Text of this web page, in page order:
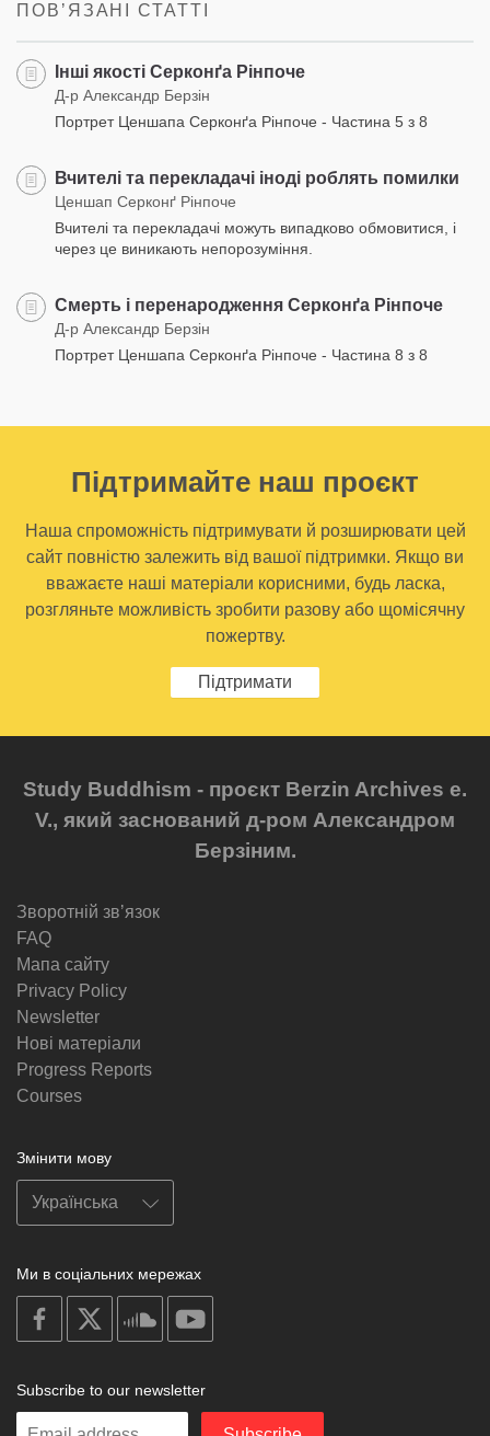
ПОВʼЯЗАНІ СТАТТІ
Інші якості Серконґа Рінпоче
Д-р Александр Берзін
Портрет Ценшапа Серконґа Рінпоче - Частина 5 з 8
Вчителі та перекладачі іноді роблять помилки
Ценшап Серконґ Рінпоче
Вчителі та перекладачі можуть випадково обмовитися, і
через це виникають непорозуміння.
Смерть і перенародження Серконґа Рінпоче
Д-р Александр Берзін
Портрет Ценшапа Серконґа Рінпоче - Частина 8 з 8
Підтримайте наш проєкт
Наша спроможність підтримувати й розширювати цей
сайт повністю залежить від вашої підтримки. Якщо ви
вважаєте наші матеріали корисними, будь ласка,
розгляньте можливість зробити разову або щомісячну
пожертву.
Підтримати
Study Buddhism - проєкт Berzin Archives e.
V., який заснований д-ром Александром
Берзіним.
Зворотній звʼязок
FAQ
Мапа сайту
Privacy Policy
Newsletter
Нові матеріали
Progress Reports
Courses
Змінити мову
Ми в соціальних мережах
on
facebook
soundcloud
Subscribe to our newsletter
Enter